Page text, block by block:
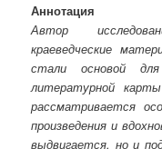
Аннотация
Автор
краеведческие
стали основой для
литературной
рассматривается
произведения и
выдвигается, но и